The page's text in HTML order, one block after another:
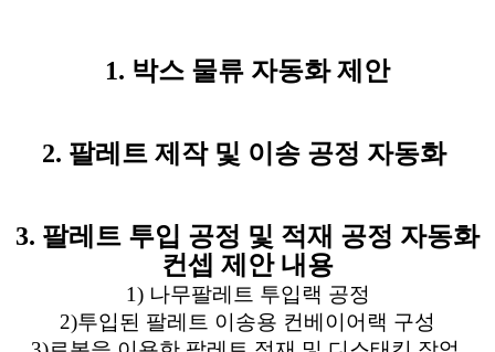
1. 박스 물류 자동화 제안
2. 팔레트 제작 및 이송 공정 자동화
3. 팔레트 투입 공정 및 적재 공정 자동화
컨셉 제안 내용
1) 나무팔레트 투입랙 공정
2)투입된 팔레트 이송용 컨베이어랙 구성